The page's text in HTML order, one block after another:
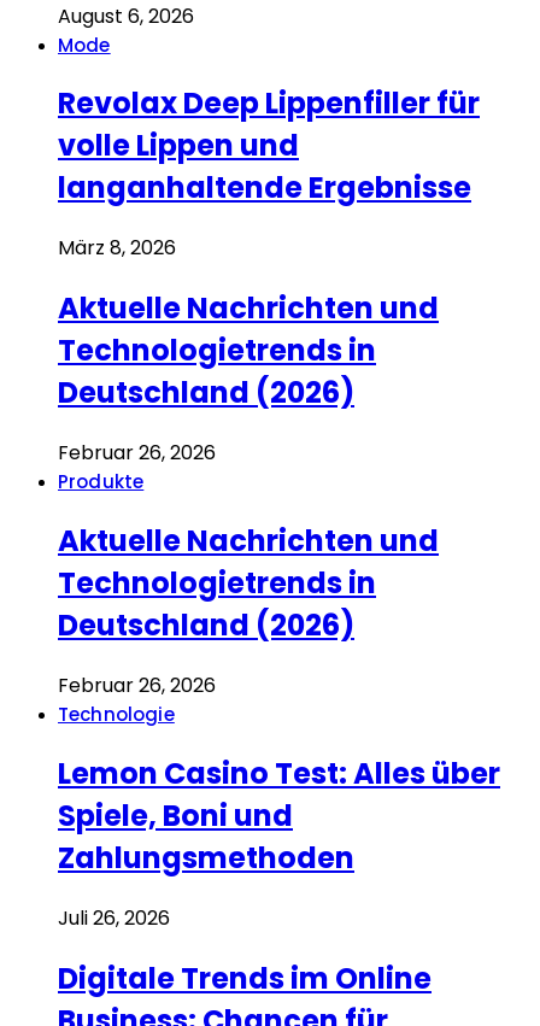
August 6, 2026
Mode
Revolax Deep Lippenfiller für
volle Lippen und
langanhaltende Ergebnisse
März 8, 2026
Aktuelle Nachrichten und
Technologietrends in
Deutschland (2026)
Februar 26, 2026
Produkte
Aktuelle Nachrichten und
Technologietrends in
Deutschland (2026)
Februar 26, 2026
Technologie
Lemon Casino Test: Alles über
Spiele, Boni und
Zahlungsmethoden
Juli 26, 2026
Digitale Trends im Online